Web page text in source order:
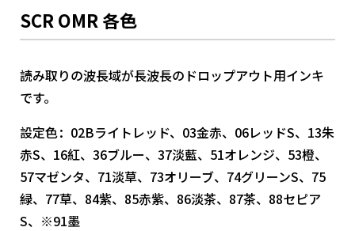
SCR OMR 各色
読み取りの波長域が長波長のドロップアウト用インキ
です。
設定色：02Bライトレッド、03金赤、06レッドS、13朱
赤S、16紅、36ブルー、37淡藍、51オレンジ、53橙、
57マゼンタ、71淡草、73オリーブ、74グリーンS、75
緑、77草、84紫、85赤紫、86淡茶、87茶、88セピア
S、※91墨